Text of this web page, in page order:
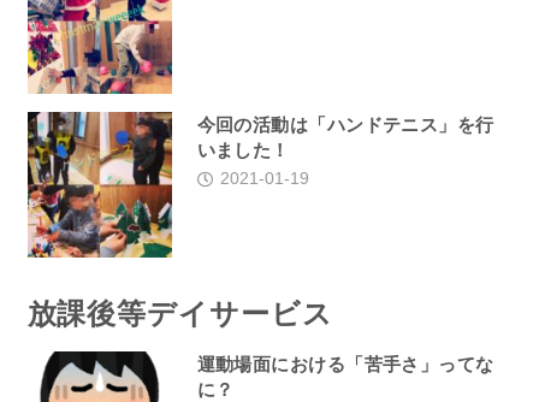
今回の活動は「ハンドテニス」を行
いました！
2021-01-19
放課後等デイサービス
運動場面における「苦手さ」ってな
に？